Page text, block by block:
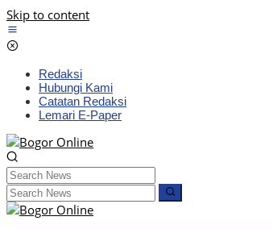
Skip to content
Redaksi
Hubungi Kami
Catatan Redaksi
Lemari E-Paper